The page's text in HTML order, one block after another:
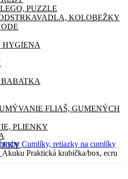
PUZZLE
KOLOBEŽKY
HYGIENA
FLIAŠ, GUMENÝCH
PLIENKY
Cumlíky, retiazky na cumlíky
Akuku Praktická krabička/box, ecru